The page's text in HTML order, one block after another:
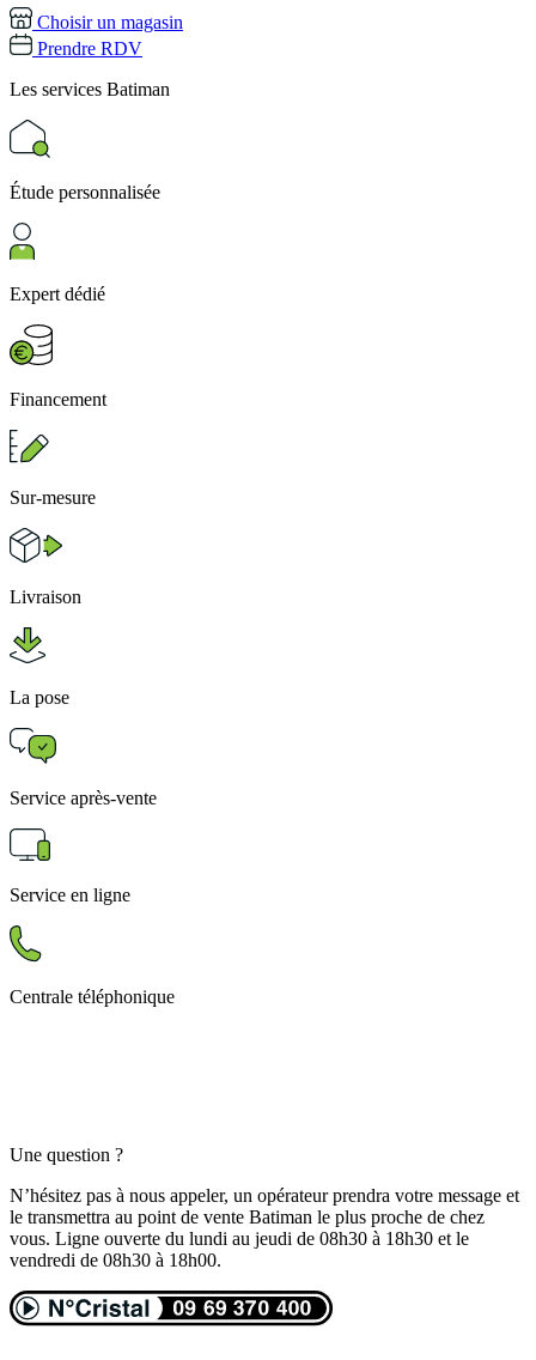
Choisir un magasin
Prendre RDV
Les services Batiman
Étude personnalisée
Expert dédié
Financement
Sur-mesure
Livraison
La pose
Service après-vente
Service en ligne
Centrale téléphonique
Une question ?
N’hésitez pas à nous appeler, un opérateur prendra votre message et
le transmettra au point de vente Batiman le plus proche de chez
vous. Ligne ouverte du lundi au jeudi de 08h30 à 18h30 et le
vendredi de 08h30 à 18h00.